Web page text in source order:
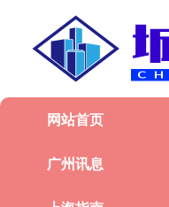
网站首页
广州讯息